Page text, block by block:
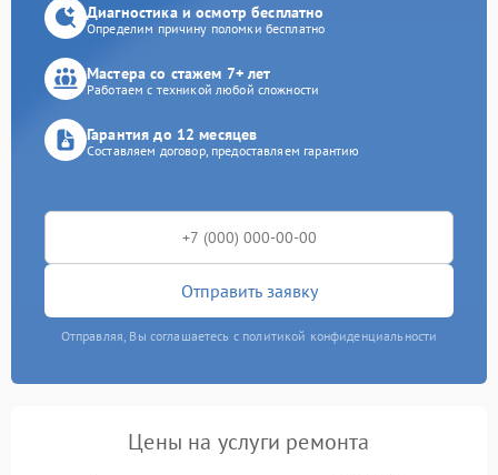
Диагностика и осмотр бесплатно
Определим причину поломки бесплатно
Мастера со стажем 7+ лет
Работаем с техникой любой сложности
Гарантия до 12 месяцев
Составляем договор, предоставляем гарантию
Отправить заявку
Отправляя, Вы соглашаетесь с политикой конфиденциальности
Цены на услуги ремонта